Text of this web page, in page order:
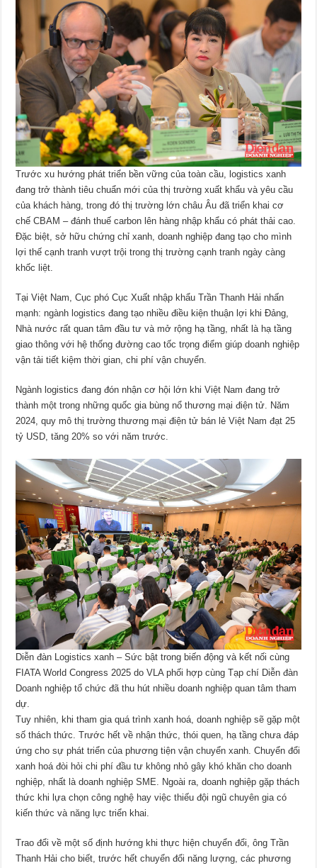
Trước xu hướng phát triển bền vững của toàn cầu, logistics xanh
đang trở thành tiêu chuẩn mới của thị trường xuất khẩu và yêu cầu
của khách hàng, trong đó thị trường lớn châu Âu đã triển khai cơ
chế CBAM – đánh thuế carbon lên hàng nhập khẩu có phát thải cao.
Đặc biệt, sở hữu chứng chỉ xanh, doanh nghiệp đang tạo cho mình
lợi thế cạnh tranh vượt trội trong thị trường cạnh tranh ngày càng
khốc liệt.
Tại Việt Nam, Cục phó Cục Xuất nhập khẩu Trần Thanh Hải nhấn
mạnh: ngành logistics đang tạo nhiều điều kiện thuận lợi khi Đảng,
Nhà nước rất quan tâm đầu tư và mở rộng hạ tầng, nhất là hạ tầng
giao thông với hệ thống đường cao tốc trọng điểm giúp doanh nghiệp
vận tải tiết kiệm thời gian, chi phí vận chuyển.
Ngành logistics đang đón nhận cơ hội lớn khi Việt Nam đang trở
thành một trong những quốc gia bùng nổ thương mại điện tử. Năm
2024, quy mô thị trường thương mại điện tử bán lẻ Việt Nam đạt 25
tỷ USD, tăng 20% so với năm trước.
Diễn đàn Logistics xanh – Sức bật trong biến động và kết nối cùng
FIATA World Congress 2025 do VLA phối hợp cùng Tạp chí Diễn đàn
Doanh nghiệp tổ chức đã thu hút nhiều doanh nghiệp quan tâm tham
dự.
Tuy nhiên, khi tham gia quá trình xanh hoá, doanh nghiệp sẽ gặp một
số thách thức. Trước hết về nhận thức, thói quen, hạ tầng chưa đáp
ứng cho sự phát triển của phương tiện vận chuyển xanh. Chuyển đổi
xanh hoá đòi hỏi chi phí đầu tư không nhỏ gây khó khăn cho doanh
nghiệp, nhất là doanh nghiệp SME. Ngoài ra, doanh nghiệp gặp thách
thức khi lựa chọn công nghệ hay việc thiếu đội ngũ chuyên gia có
kiến thức và năng lực triển khai.
Trao đổi về một số định hướng khi thực hiện chuyển đổi, ông Trần
Thanh Hải cho biết, trước hết chuyển đổi năng lượng, các phương